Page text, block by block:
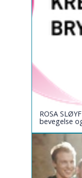
ROSA
bevegelse